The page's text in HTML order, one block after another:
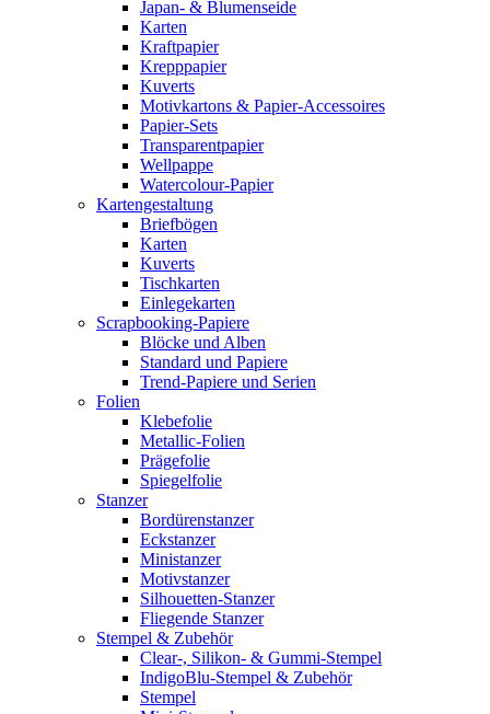
Japan- & Blumenseide
Karten
Kraftpapier
Krepppapier
Kuverts
Motivkartons & Papier-Accessoires
Papier-Sets
Transparentpapier
Wellpappe
Watercolour-Papier
Kartengestaltung
Briefbögen
Karten
Kuverts
Tischkarten
Einlegekarten
Scrapbooking-Papiere
Blöcke und Alben
Standard und Papiere
Trend-Papiere und Serien
Folien
Klebefolie
Metallic-Folien
Prägefolie
Spiegelfolie
Stanzer
Bordürenstanzer
Eckstanzer
Ministanzer
Motivstanzer
Silhouetten-Stanzer
Fliegende Stanzer
Stempel & Zubehör
Clear-, Silikon- & Gummi-Stempel
IndigoBlu-Stempel & Zubehör
Stempel